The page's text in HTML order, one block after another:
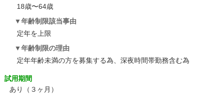
18歳〜64歳
年齢制限該当事由
定年を上限
年齢制限の理由
定年年齢未満の方を募集する為、深夜時間帯勤務含む為
試用期間
あり（３ヶ月）